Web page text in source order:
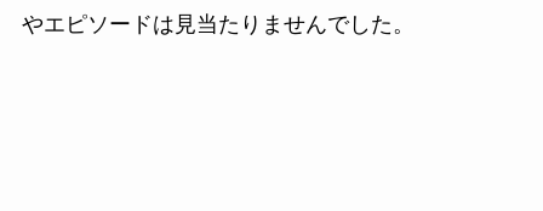
やエピソードは見当たりませんでした。